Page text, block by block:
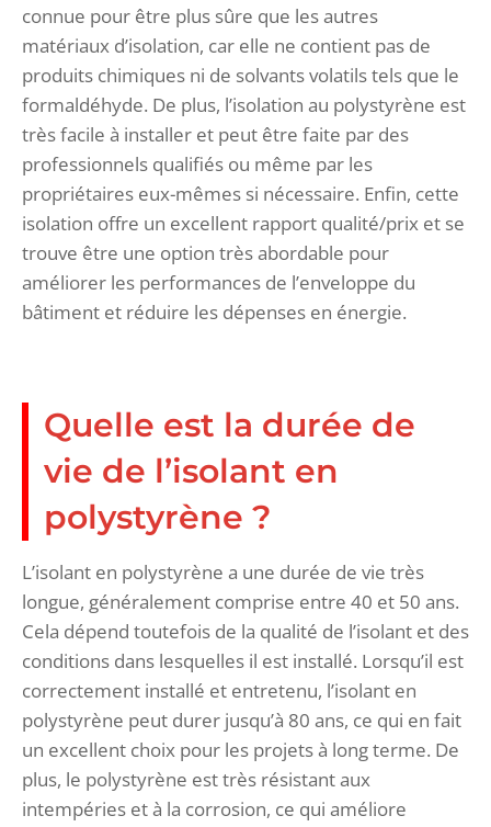
connue pour être plus sûre que les autres
matériaux d’isolation, car elle ne contient pas de
produits chimiques ni de solvants volatils tels que le
formaldéhyde. De plus, l’isolation au polystyrène est
très facile à installer et peut être faite par des
professionnels qualifiés ou même par les
propriétaires eux-mêmes si nécessaire. Enfin, cette
isolation offre un excellent rapport qualité/prix et se
trouve être une option très abordable pour
améliorer les performances de l’enveloppe du
bâtiment et réduire les dépenses en énergie.
Quelle est la durée de
vie de l’isolant en
polystyrène ?
L’isolant en polystyrène a une durée de vie très
longue, généralement comprise entre 40 et 50 ans.
Cela dépend toutefois de la qualité de l’isolant et des
conditions dans lesquelles il est installé. Lorsqu’il est
correctement installé et entretenu, l’isolant en
polystyrène peut durer jusqu’à 80 ans, ce qui en fait
un excellent choix pour les projets à long terme. De
plus, le polystyrène est très résistant aux
intempéries et à la corrosion, ce qui améliore